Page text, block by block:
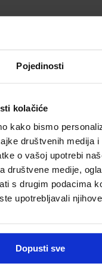
Pojedinosti
kolačiće
kako bismo
društvenih medija i
o vašoj upotrebi
društvene medije,
s drugim podacima
upotrebljavali
Dopusti sve